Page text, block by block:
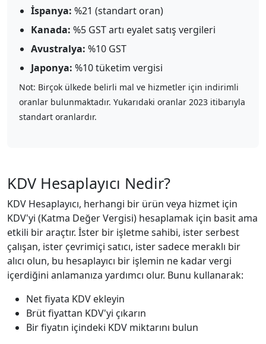
İspanya: %21 (standart oran)
Kanada: %5 GST artı eyalet satış vergileri
Avustralya: %10 GST
Japonya: %10 tüketim vergisi
Not: Birçok ülkede belirli mal ve hizmetler için indirimli
oranlar bulunmaktadır. Yukarıdaki oranlar 2023 itibarıyla
standart oranlardır.
KDV Hesaplayıcı Nedir?
KDV Hesaplayıcı, herhangi bir ürün veya hizmet için
KDV'yi (Katma Değer Vergisi) hesaplamak için basit ama
etkili bir araçtır. İster bir işletme sahibi, ister serbest
çalışan, ister çevrimiçi satıcı, ister sadece meraklı bir
alıcı olun, bu hesaplayıcı bir işlemin ne kadar vergi
içerdiğini anlamanıza yardımcı olur. Bunu kullanarak:
Net fiyata KDV ekleyin
Brüt fiyattan KDV'yi çıkarın
Bir fiyatın içindeki KDV miktarını bulun